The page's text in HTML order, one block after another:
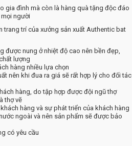
gia đình mà còn là hàng quà tặng độc đáo
người
trang trí của xưởng sản xuất Authentic bat
được nung ở nhiệt độ cao nên bền đẹp,
lượng
hàng nhiều lựa chọn
nên khi đua ra giá sẽ rất hợp lý cho đối tác
hàng, do tập hợp được đội ngũ thợ
thợ vẽ
hàng và sự phát triển của khách hàng
ngoài và nên sản phẩm sẽ được bảo
có yêu cầu